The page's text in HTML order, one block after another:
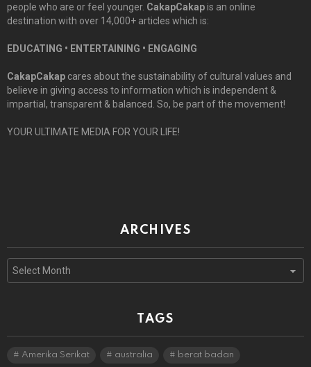
people who are or feel younger. CakapCakapis an online
destination with over 14,000+ articles which is:
EDUCATING • ENTERTAINING • ENGAGING
CakapCakap cares about the sustainability of cultural values and
believe in giving access to information which is independent &
impartial, transparent & balanced. So, be part of the movement!
YOUR ULTIMATE MEDIA FOR YOUR LIFE!
ARCHIVES
TAGS
Amerika Serikat australia berat badan